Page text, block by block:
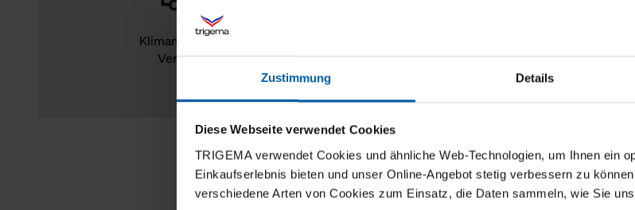
Zustimmung Details
Diese Webseite verwendet Cookies
TRIGEMA verwendet Cookies und ähnliche Web-Technologien, um Ihnen ein
Einkaufserlebnis bieten und unser Online-Angebot stetig verbessern zu
verschiedene Arten von Cookies zum Einsatz, die Daten sammeln, wie Sie
Klimaneutraler
Versand
Rückgaberecht
Burladingen